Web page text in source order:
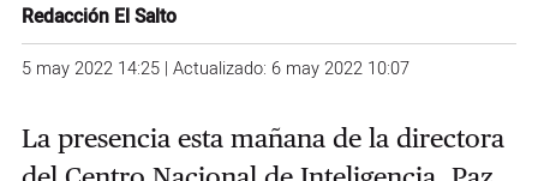
Redacción El Salto
5 may 2022 14:25 | Actualizado: 6 may 2022 10:07
La presencia esta mañana de la directora